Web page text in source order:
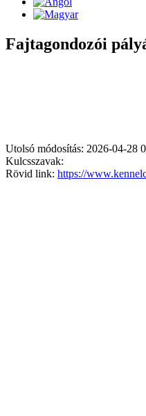
Fajtagondozói
Utolsó módosítás: 2026-04-28
Kulcsszavak:
Rövid link: https://